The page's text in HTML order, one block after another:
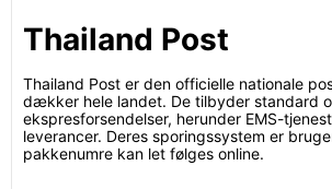
Thailand Post
Thailand Post er den officielle nationale
dækker hele landet. De tilbyder standard
ekspresforsendelser, herunder EMS-
leverancer. Deres sporingssystem er
pakkenumre kan let følges online.